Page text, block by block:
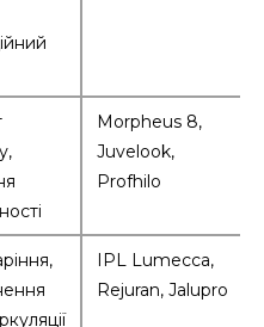
Morpheus 8,
Juvelook,
Profhilo
IPL Lumecca,
Rejuran, Jalupro